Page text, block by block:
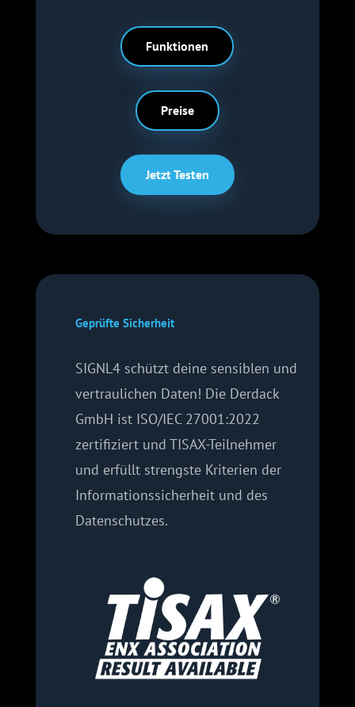
Funktionen
Preise
Jetzt Testen
Geprüfte Sicherheit
SIGNL4 schützt deine sensiblen und
vertraulichen Daten! Die Derdack
GmbH ist ISO/IEC 27001:2022
zertifiziert und TISAX-Teilnehmer
und erfüllt strengste Kriterien der
Informationssicherheit und des
Datenschutzes.